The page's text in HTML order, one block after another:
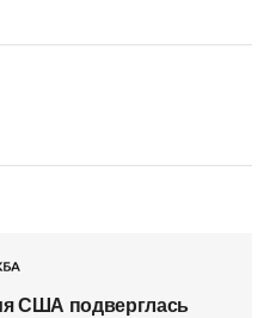
США подверглась